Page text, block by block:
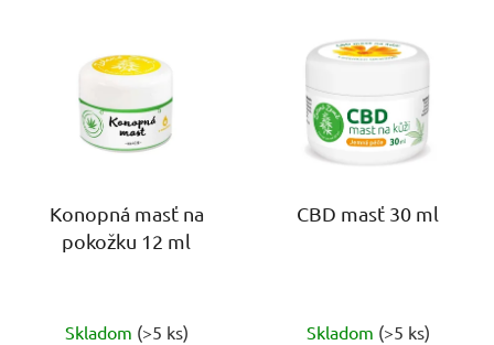
Konopná masť na
pokožku 12 ml
Skladom (>5 ks)
CBD masť 30 ml
Skladom (>5 ks)